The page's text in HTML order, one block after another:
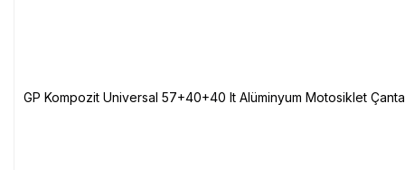
GP Kompozit Universal 57+40+40 lt Alüminyum Motosiklet